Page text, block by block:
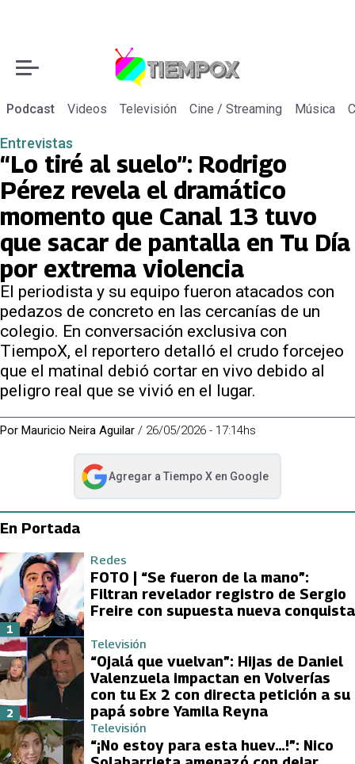
Podcast Videos Televisión Cine / Streaming Música
Entrevistas
“Lo tiré al suelo”: Rodrigo
Pérez revela el dramático
momento que Canal 13 tuvo
que sacar de pantalla en Tu Día
por extrema violencia
El periodista y su equipo fueron atacados con
pedazos de concreto en las cercanías de un
colegio. En conversación exclusiva con
TiempoX, el reportero detalló el crudo forcejeo
que el matinal debió cortar en vivo debido al
peligro real que se vivió en el lugar.
Por Mauricio Neira Aguilar / 26/05/2026 - 17:14hs
Agregar a Tiempo Xen Google
abre en nueva pestaña
En Portada
Redes
FOTO | “Se fueron de la mano”:
Filtran revelador registro de Sergio
Freire con supuesta nueva conquista
1
Televisión
“Ojalá que vuelvan”: Hijas de Daniel
Valenzuela impactan en Volverías
con tu Ex 2 con directa petición a su
papá sobre Yamila Reyna
2
Televisión
“¡No estoy para esta huev…!”: Nico